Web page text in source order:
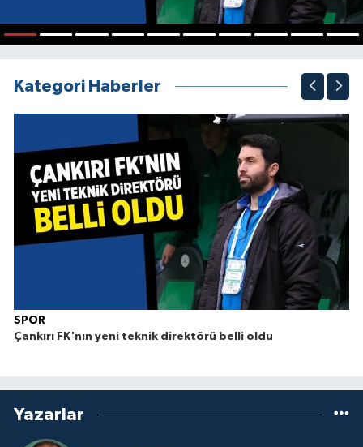
Kategori Haberler
SPOR
Çankırı FK'nın yeni teknik direktörü belli oldu
Yazarlar